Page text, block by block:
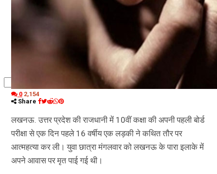
कृषि
0 2,154
Share
लखनऊ. उत्तर प्रदेश की राजधानी में 10वीं कक्षा की अपनी पहली बोर्ड
परीक्षा से एक दिन पहले 16 वर्षीय एक लड़की ने कथित तौर पर
आत्महत्या कर ली। युवा छात्रा मंगलवार को लखनऊ के पारा इलाके में
अपने आवास पर मृत पाई गई थी।